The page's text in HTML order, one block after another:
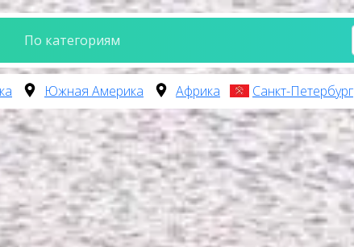
По категориям
Южная Америка Африка Санкт-Петербург